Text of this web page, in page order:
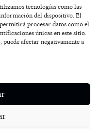
tecnologías como las
del dispositivo. El
procesar datos como el
únicas en este sitio.
afectar negativamente a
I
n
s
t
m
X
-
t
w
r
Y
o
u
t
T
i
k
t
AVISO
POLÍTICA DE